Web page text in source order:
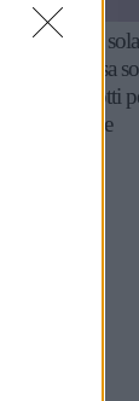
BELLEZZA
Macchie
pelle: cosa
e i prodotti
eliminarle